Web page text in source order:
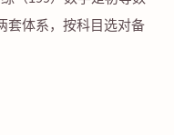
套体系，按科目选对备